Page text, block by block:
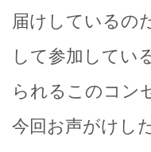
届けしているの
して参加してい
られるこのコン
今回お声がけし